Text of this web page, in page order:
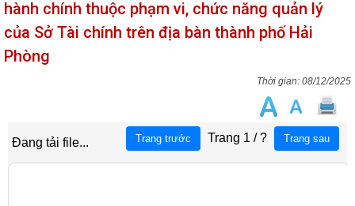
hành chính thuộc phạm vi, chức năng quản lý
của Sở Tài chính trên địa bàn thành phố Hải
Phòng
08/12/2025